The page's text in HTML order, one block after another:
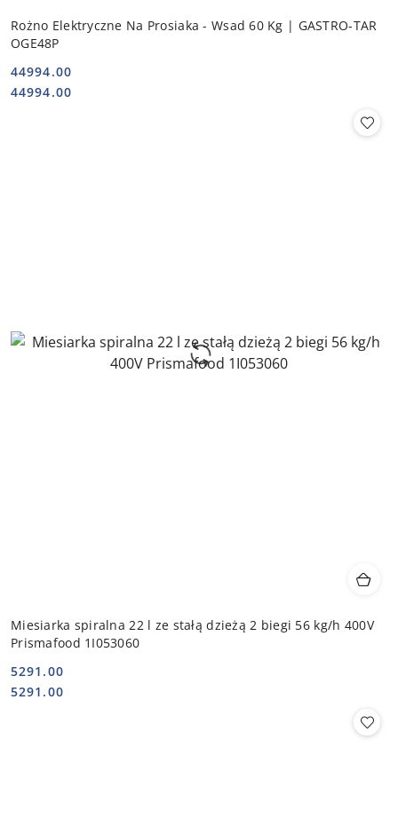
Rożno Elektryczne Na Prosiaka - Wsad 60 Kg | GASTRO-TAR
OGE48P
Cena:
44994.00
Cena:
44994.00
Miesiarka spiralna 22 l ze stałą dzieżą 2 biegi 56 kg/h 400V
Prismafood 1I053060
Cena:
5291.00
Cena:
5291.00